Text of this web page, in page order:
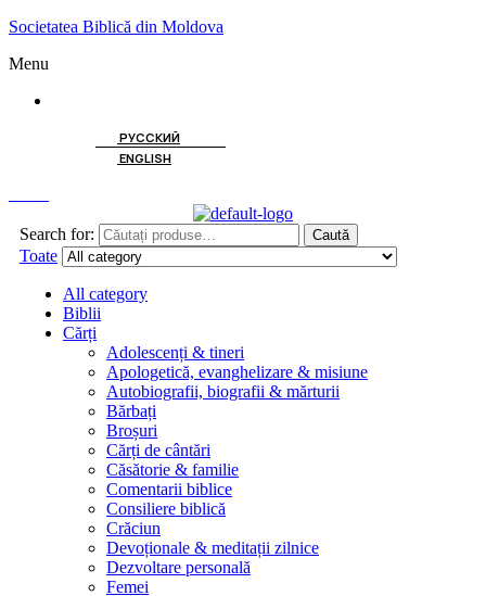
Societatea Biblică din Moldova
Menu
РУССКИЙ
ENGLISH
Search for: Caută
Toate
All category
Biblii
Cărți
Adolescenți & tineri
Apologetică, evanghelizare & misiune
Autobiografii, biografii & mărturii
Bărbați
Broșuri
Cărți de cântări
Căsătorie & familie
Comentarii biblice
Consiliere biblică
Crăciun
Devoționale & meditații zilnice
Dezvoltare personală
Femei